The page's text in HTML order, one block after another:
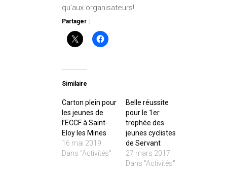
qu’aux organisateurs!
Partager :
Similaire
Carton plein pour
les jeunes de
l’ECCF à Saint-
Eloy les Mines
16 mai 2019
Dans "Activités"
Belle réussite
pour le 1er
trophée des
jeunes cyclistes
de Servant
27 mars 2017
Dans "Activités"